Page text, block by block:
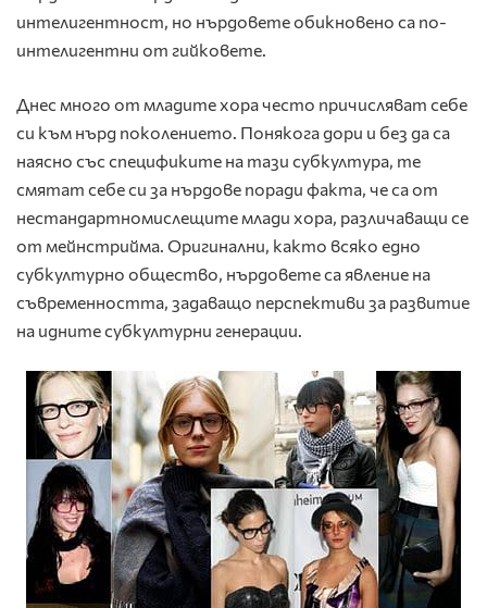
интелигентност, но нърдовете обикновено са по-
интелигентни от гийковете.
Днес много от младите хора често причисляват себе
си към нърд поколението. Понякога дори и без да са
наясно със спецификите на тази субкултура, те
смятат себе си за нърдове поради факта, че са от
нестандартномислещите млади хора, различаващи се
от мейнстрийма. Оригинални, както всяко едно
субкултурно общество, нърдовете са явление на
съвременността, задаващо перспективи за развитие
на идните субкултурни генерации.